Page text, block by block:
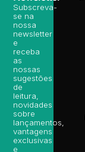
Subscreva-
se na
nossa
newsletter
e
receba
as
nossas
sugestões
de
leitura,
novidades
sobre
lançamentos,
vantagens
exclusivas
e